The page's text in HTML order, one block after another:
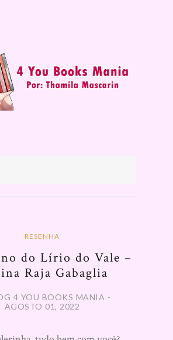
RESENHA
do Lírio do Vale –
Raja Gabaglia
4 YOU BOOKS MANIA -
AGOSTO 01, 2022